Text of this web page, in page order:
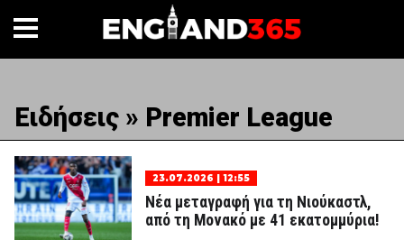
Ειδήσεις » Premier League
23.07.2026 | 12:55
Νέα μεταγραφή για τη Νιούκαστλ,
από τη Μονακό με 41 εκατομμύρια!